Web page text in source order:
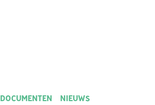
DOCUMENTEN NIEUWS